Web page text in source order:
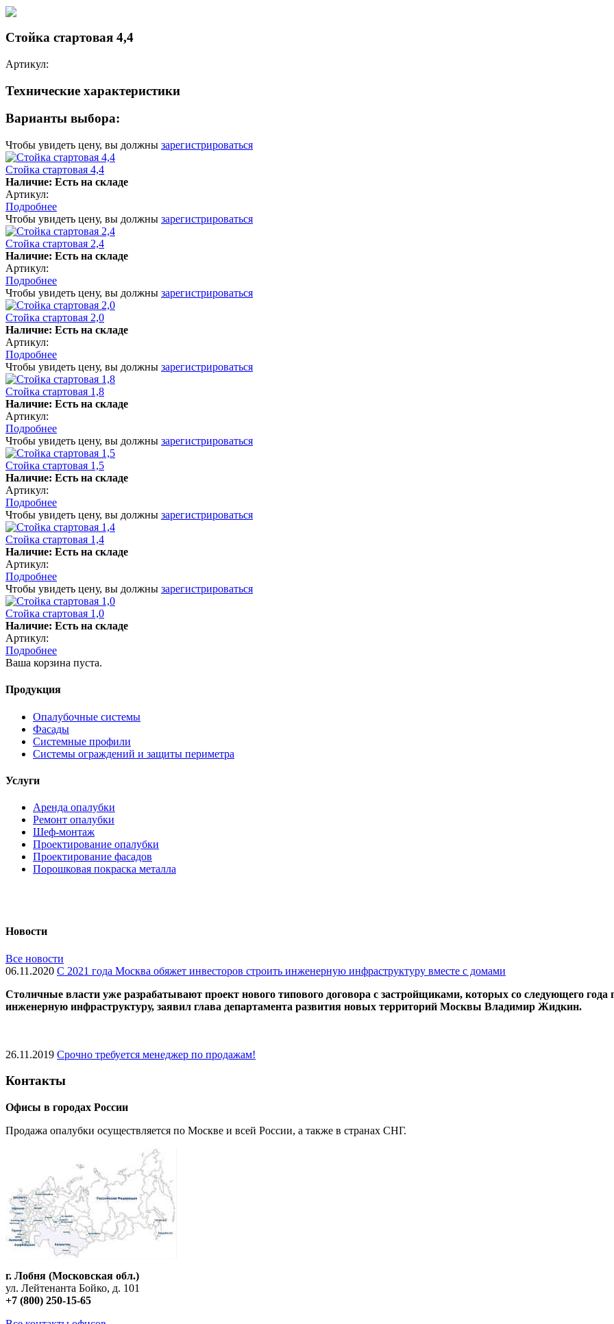
Стойка стартовая 4,4
Артикул:
Технические характеристики
Варианты выбора:
Чтобы увидеть цену, вы должны зарегистрироваться
Стойка стартовая 4,4
Наличие: Есть на складе
Артикул:
Подробнее
Чтобы увидеть цену, вы должны зарегистрироваться
Стойка стартовая 2,4
Наличие: Есть на складе
Артикул:
Подробнее
Чтобы увидеть цену, вы должны зарегистрироваться
Стойка стартовая 2,0
Наличие: Есть на складе
Артикул:
Подробнее
Чтобы увидеть цену, вы должны зарегистрироваться
Стойка стартовая 1,8
Наличие: Есть на складе
Артикул:
Подробнее
Чтобы увидеть цену, вы должны зарегистрироваться
Стойка стартовая 1,5
Наличие: Есть на складе
Артикул:
Подробнее
Чтобы увидеть цену, вы должны зарегистрироваться
Стойка стартовая 1,4
Наличие: Есть на складе
Артикул:
Подробнее
Чтобы увидеть цену, вы должны зарегистрироваться
Стойка стартовая 1,0
Наличие: Есть на складе
Артикул:
Подробнее
Ваша корзина пуста.
Продукция
Опалубочные системы
Фасады
Системные профили
Системы ограждений и защиты периметра
Услуги
Аренда опалубки
Ремонт опалубки
Шеф-монтаж
Проектирование опалубки
Проектирование фасадов
Порошковая покраска металла
Новости
Все новости
06.11.2020 С 2021 года Москва обяжет инвесторов строить инженерную инфраструктуру вместе с домами
Cтоличные власти уже разрабатывают проект нового типового договора с застройщиками, которых со следующего
инженерную инфраструктуру, заявил глава департамента развития новых территорий Москвы Владимир Жидкин.
26.11.2019 Срочно требуется менеджер по продажам!
Контакты
Офисы в городах России
Продажа опалубки осуществляется по Москве и всей России, а также в странах СНГ.
г. Лобня (Московская обл.)
ул. Лейтенанта Бойко, д. 101
+7 (800) 250-15-65